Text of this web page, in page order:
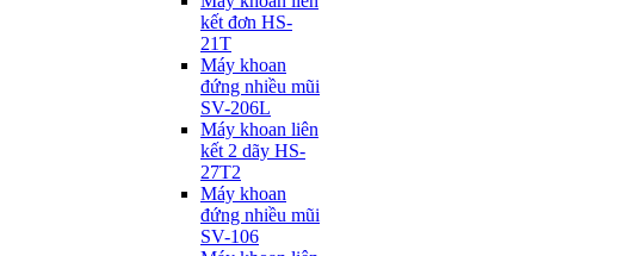
kết đơn HS-
21T
Máy khoan
đứng nhiều mũi
SV-206L
Máy khoan liên
kết 2 dãy HS-
27T2
Máy khoan
đứng nhiều mũi
SV-106